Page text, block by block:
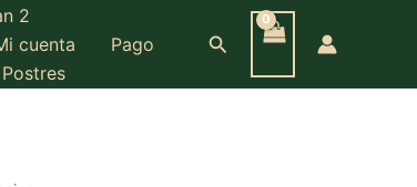
2
cuenta
Pago
Postres
Buscar